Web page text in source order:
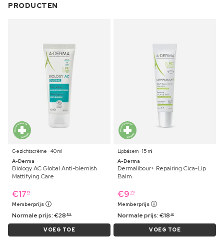
PRODUCTEN
Gezichtscrème ⋅ 40 ml
A-Derma
Biology AC Global Anti-blemish
Mattifying Care
€17 19
Memberprijs
Normale prijs:€28 89
VOEG TOE
Lipbalsem ⋅ 15 ml
A-Derma
Dermalibour+ Repairing Cica-Lip
Balm
€9 29
Memberprijs
Normale prijs:€18 19
VOEG TOE